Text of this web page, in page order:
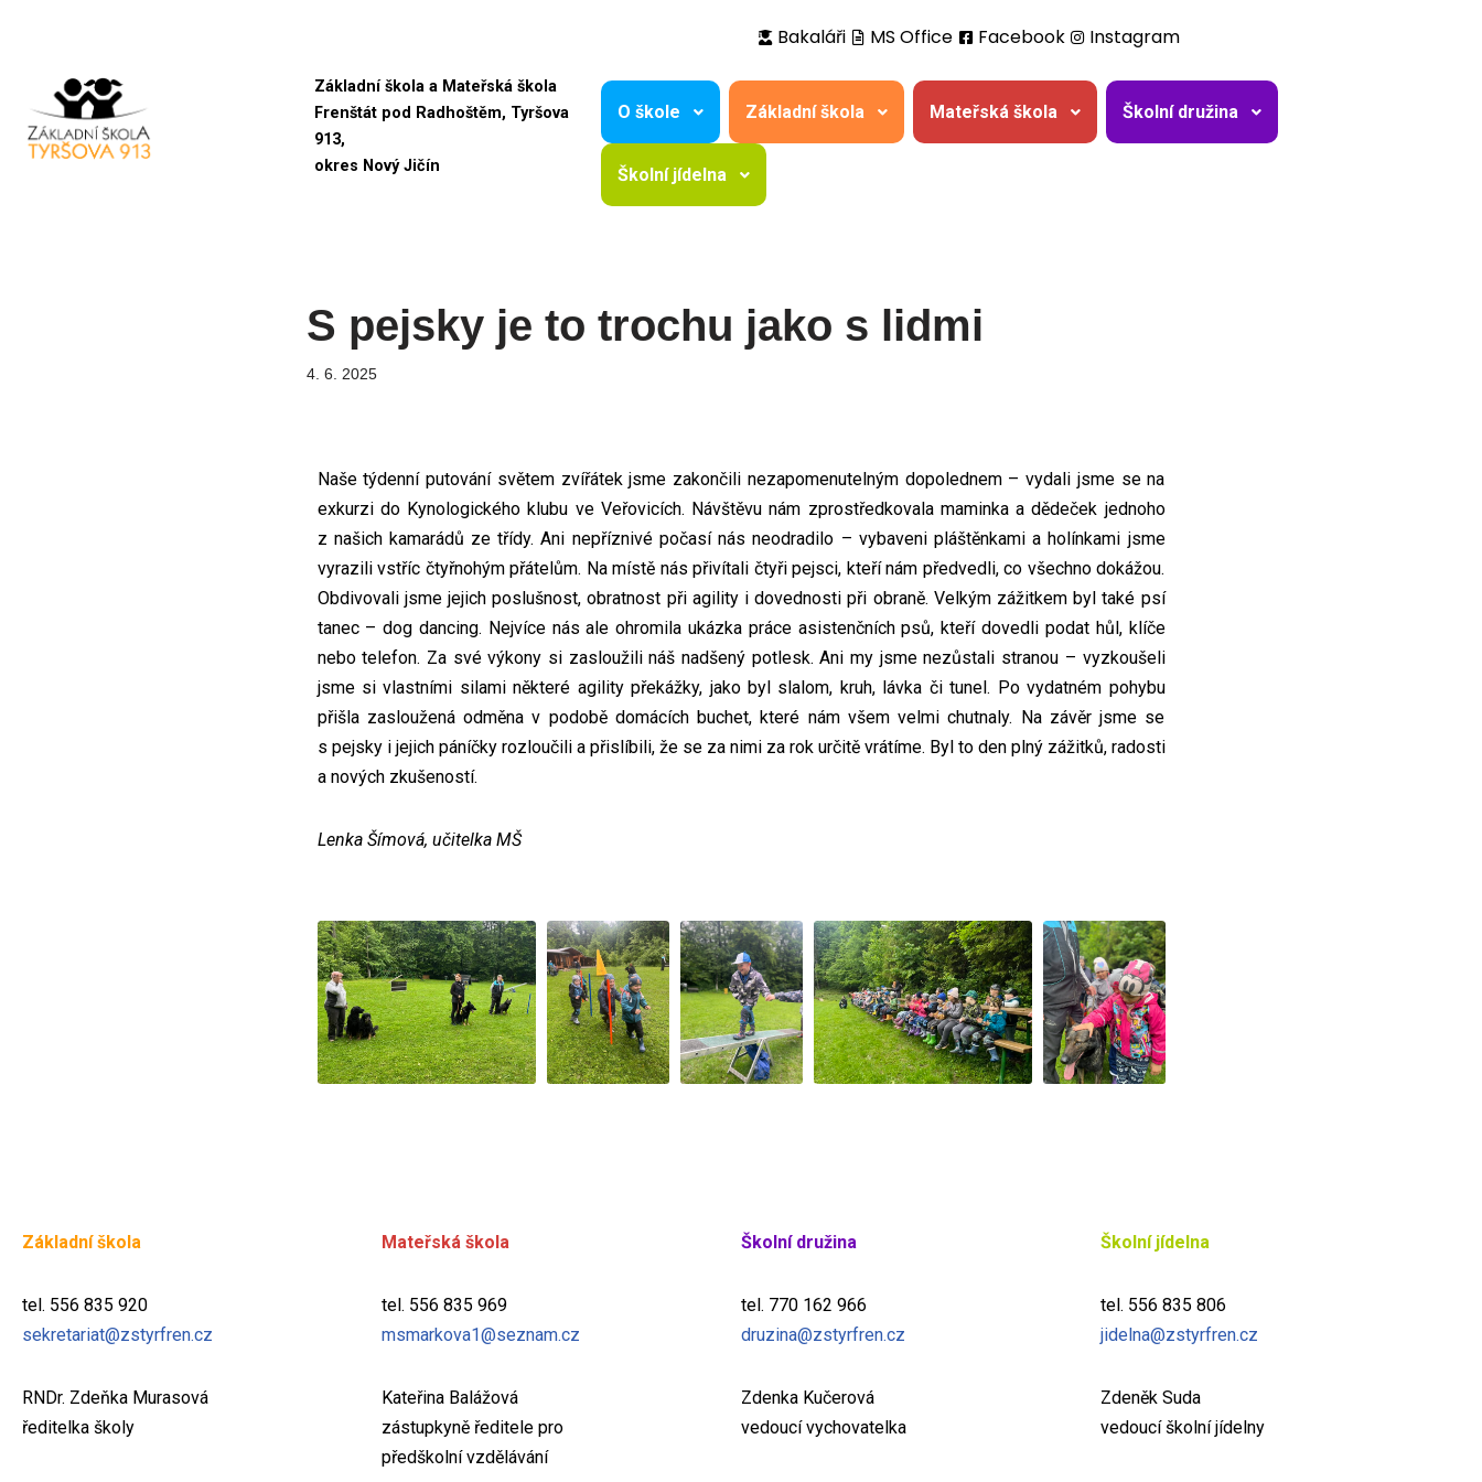
obsah
Bakaláři MS Office Facebook Instagram
Základní škola a Mateřská škola
Frenštát pod Radhoštěm, Tyršova
913,
okres Nový Jičín
O škole Základní škola Mateřská škola Školní družina
Školní jídelna
S pejsky je to trochu jako s lidmi
4. 6. 2025
Naše týdenní putování světem zvířátek jsme zakončili nezapomenutelným dopolednem – vydali jsme se na
exkurzi do Kynologického klubu ve Veřovicích. Návštěvu nám zprostředkovala maminka a dědeček jednoho
z našich kamarádů ze třídy. Ani nepříznivé počasí nás neodradilo – vybaveni pláštěnkami a holínkami jsme
vyrazili vstříc čtyřnohým přátelům. Na místě nás přivítali čtyři pejsci, kteří nám předvedli, co všechno dokážou.
Obdivovali jsme jejich poslušnost, obratnost při agility i dovednosti při obraně. Velkým zážitkem byl také psí
tanec – dog dancing. Nejvíce nás ale ohromila ukázka práce asistenčních psů, kteří dovedli podat hůl, klíče
nebo telefon. Za své výkony si zasloužili náš nadšený potlesk. Ani my jsme nezůstali stranou – vyzkoušeli
jsme si vlastními silami některé agility překážky, jako byl slalom, kruh, lávka či tunel. Po vydatném pohybu
přišla zasloužená odměna v podobě domácích buchet, které nám všem velmi chutnaly. Na závěr jsme se
s pejsky i jejich páníčky rozloučili a přislíbili, že se za nimi za rok určitě vrátíme. Byl to den plný zážitků, radosti
a nových zkušeností.
Lenka Šímová, učitelka MŠ
Základní škola
tel. 556 835 920
sekretariat@zstyrfren.cz
RNDr. Zdeňka Murasová
ředitelka školy
Mateřská škola
tel. 556 835 969
msmarkova1@seznam.cz
Kateřina Balážová
zástupkyně ředitele pro
předškolní vzdělávání
Školní družina
tel. 770 162 966
druzina@zstyrfren.cz
Zdenka Kučerová
vedoucí vychovatelka
Školní jídelna
tel. 556 835 806
jidelna@zstyrfren.cz
Zdeněk Suda
vedoucí školní jídelny